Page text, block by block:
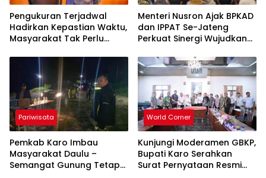
Pengukuran Terjadwal
Hadirkan Kepastian Waktu,
Masyarakat Tak Perlu
Pertanahan
Menteri Nusron Ajak BPKAD
dan IPPAT Se-Jateng
Perkuat Sinergi Wujudkan
Pertanahan
Pariwisata
Pemkab Karo Imbau
Masyarakat Daulu –
Semangat Gunung Tetap
World Corner
Kunjungi Moderamen GBKP,
Bupati Karo Serahkan
Surat Pernyataan Resmi